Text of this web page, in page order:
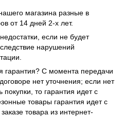
магазина разные в
от 14 дней 2-х лет.
если не будет
нарушений
гарантия? С момента передачи
нет уточнения; если нет
покупки, то гарантия идет с
товары гарантия идет с
товара из интернет-